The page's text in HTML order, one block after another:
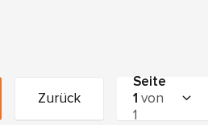
Zurück
Seite
1 von
1